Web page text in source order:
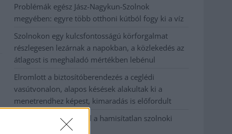
Problémák egész Jász-Nagykun-Szolnok
megyében: egyre több otthoni kútból fogy ki a víz
Szolnokon egy kulcsfontosságú körforgalmat
részlegesen lezárnak a napokban, a közlekedés az
átlagost is meghaladó mértékben lebénul
Elromlott a biztosítóberendezés a ceglédi
vasútvonalon, alapos késések alakultak ki a
menetrendhez képest, kimaradás is előfordult
Ön szerint hogy készül a hamisítatlan szolnoki